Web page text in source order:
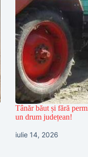
Tânăr băut și fără
un drum județean!
iulie 14, 2026